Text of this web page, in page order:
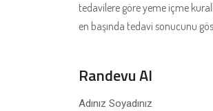
tedavilere göre yeme içme
en başında tedavi sonucunu
Randevu Al
Adınız Soyadınız